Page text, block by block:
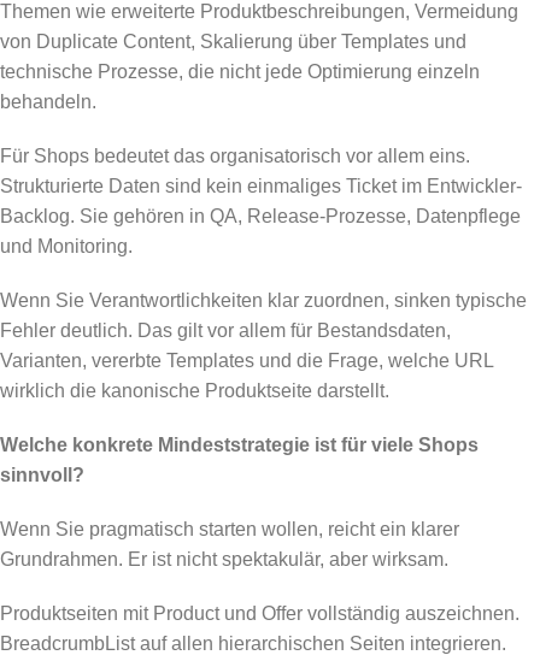
Themen wie erweiterte Produktbeschreibungen, Vermeidung
von Duplicate Content, Skalierung über Templates und
technische Prozesse, die nicht jede Optimierung einzeln
behandeln.
Für Shops bedeutet das organisatorisch vor allem eins.
Strukturierte Daten sind kein einmaliges Ticket im Entwickler-
Backlog. Sie gehören in QA, Release-Prozesse, Datenpflege
und Monitoring.
Wenn Sie Verantwortlichkeiten klar zuordnen, sinken typische
Fehler deutlich. Das gilt vor allem für Bestandsdaten,
Varianten, vererbte Templates und die Frage, welche URL
wirklich die kanonische Produktseite darstellt.
Welche konkrete Mindeststrategie ist für viele Shops
sinnvoll?
Wenn Sie pragmatisch starten wollen, reicht ein klarer
Grundrahmen. Er ist nicht spektakulär, aber wirksam.
Produktseiten mit Product und Offer vollständig auszeichnen.
BreadcrumbList auf allen hierarchischen Seiten integrieren.